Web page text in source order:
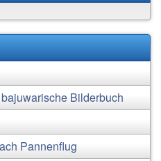
Bilderbuch
Pannenflug